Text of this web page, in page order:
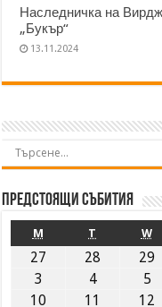
Наследничка на
„Букър“
13.11.2024
Предстоящи събития
M T W
27 28 29
3
4 5
10
11 12